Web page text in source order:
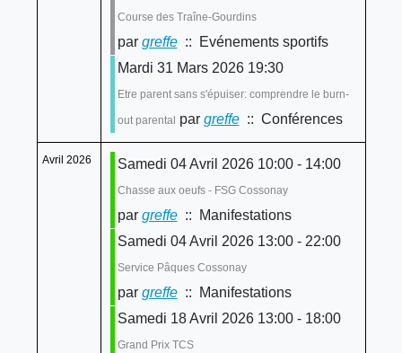
Course des Traîne-Gourdins
par greffe:: Evénements sportifs
Mardi 31 Mars 2026 19:30
Etre parent sans s'épuiser: comprendre le burn-
out parental par greffe:: Conférences
Avril 2026 Samedi 04 Avril 2026 10:00 - 14:00
Chasse aux oeufs - FSG Cossonay
par greffe:: Manifestations
Samedi 04 Avril 2026 13:00 - 22:00
Service Pâques Cossonay
par greffe:: Manifestations
Samedi 18 Avril 2026 13:00 - 18:00
Grand Prix TCS